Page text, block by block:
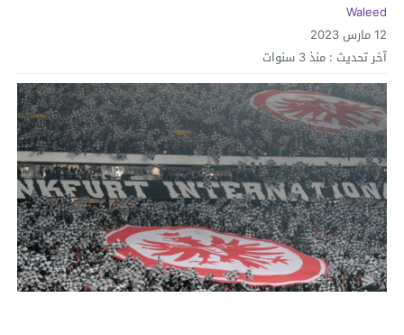
Waleed
12 مارس 2023
آخر تحديث : منذ 3 سنوات